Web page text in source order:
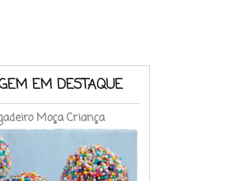
EM DESTAQUE
Moça Criança